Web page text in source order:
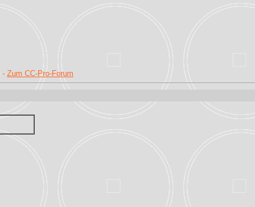
- Zum CC-Pro-Forum